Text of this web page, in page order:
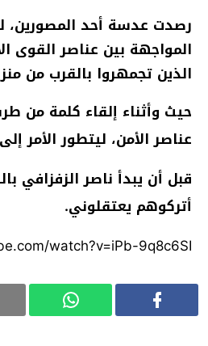
رصدت عدسة أحد المصورين،
المواجهة بين عناصر القوى
الذين تجمهروا بالقرب من
حيث وأثناء إلقاء كلمة من
عناصر الأمن، ليتطور الأمر
قبل أن يبدأ ناصر الزفزافي
أتركوهم يعتقلوني.
watch?v=iPb-9q8c6SI